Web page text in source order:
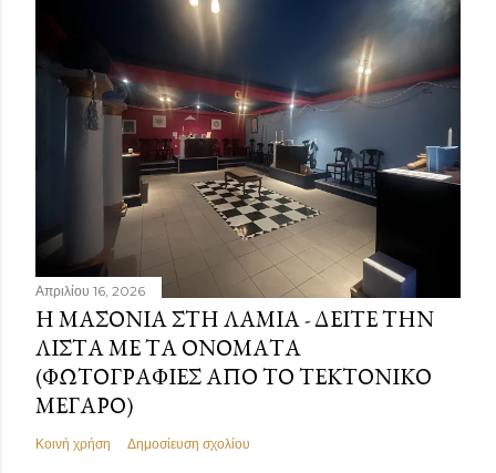
Απριλίου 16, 2026
Η ΜΑΣΟΝΊΑ ΣΤΗ ΛΑΜΊΑ - ΔΕΊΤΕ ΤΗΝ
ΛΊΣΤΑ ΜΕ ΤΑ ΟΝΌΜΑΤΑ
(ΦΩΤΟΓΡΑΦΊΕΣ ΑΠΌ ΤΟ ΤΕΚΤΟΝΙΚΌ
ΜΈΓΑΡΟ)
Κοινή χρήση Δημοσίευση σχολίου